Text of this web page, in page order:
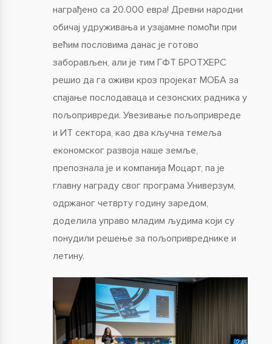
награђено са 20.000 евра! Древни народни
обичај удруживања и узајамне помоћи при
већим пословима данас је готово
заборављен, али је тим ГФТ БРОТХЕРС
решио да га оживи кроз пројекат МОБА за
спајање послодаваца и сезонских радника у
пољопривреди. Увезивање пољопривреде
и ИТ сектора, као два кључна темеља
економског развоја наше земље,
препознала је и компанија Моцарт, па је
главну награду свог програма Универзум,
одржаног четврту годину заредом,
доделила управо младим људима који су
понудили решење за пољопривреднике и
летину.